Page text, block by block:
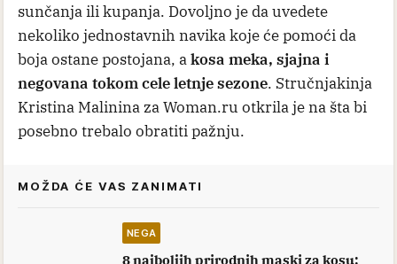
sunčanja ili kupanja. Dovoljno je da uvedete
nekoliko jednostavnih navika koje će pomoći da
boja ostane postojana, akosa meka, sjajna i
negovana tokom cele letnje sezone. Stručnjakinja
Kristina Malinina za Woman.ru otkrila je na šta bi
posebno trebalo obratiti pažnju.
MOŽDA ĆE VAS ZANIMATI
NEGA
8 najboljih prirodnih maski za kosu: